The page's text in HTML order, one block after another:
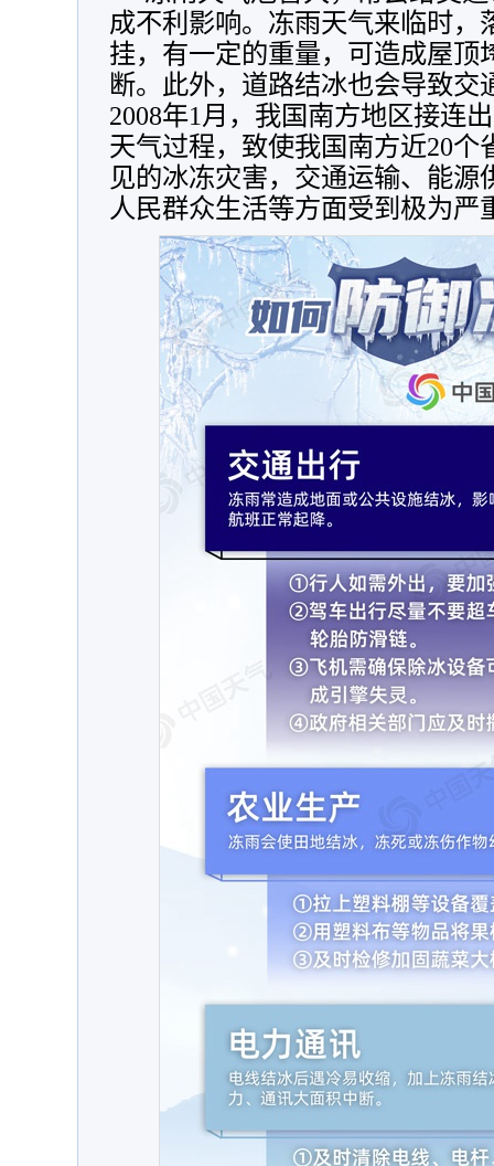
成不利影响。冻雨天气来临时，
挂，有一定的重量，可造成屋顶
断。此外，道路结冰也会导致交
2008年1月，我国南方地区接连
天气过程，致使我国南方近20个
见的冰冻灾害，交通运输、能源
人民群众生活等方面受到极为严